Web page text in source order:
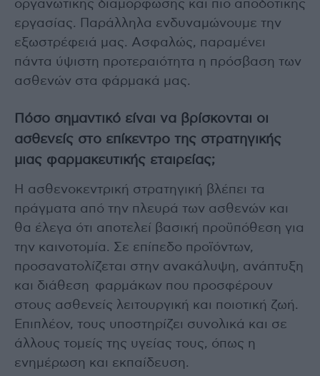
οργανωτικής διαμόρφωσης και πιο αποδοτικής
εργασίας. Παράλληλα ενδυναμώνουμε την
εξωστρέφειά μας. Ασφαλώς, παραμένει
πάντα ύψιστη προτεραιότητα η πρόσβαση των
ασθενών στα φάρμακά μας.
Πόσο σημαντικό είναι να βρίσκονται οι
ασθενείς στο επίκεντρο της στρατηγικής
μιας φαρμακευτικής εταιρείας;
Η ασθενοκεντρική στρατηγική βλέπει τα
πράγματα από την πλευρά των ασθενών και
θα έλεγα ότι αποτελεί βασική προϋπόθεση για
την καινοτομία. Σε επίπεδο προϊόντων,
προσανατολίζεται στην ανακάλυψη, ανάπτυξη
και διάθεση φαρμάκων που προσφέρουν
στους ασθενείς λειτουργική και ποιοτική ζωή.
Επιπλέον, τους υποστηρίζει συνολικά και σε
άλλους τομείς της υγείας τους, όπως η
ενημέρωση και εκπαίδευση.